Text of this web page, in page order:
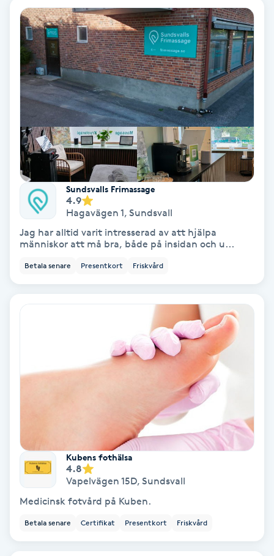
Ansiktsbehandling djuprengörande
Babylights
Balayage
Bambumassage
Barber
Barnklippning
BIAB
Blowout
Bottenfärg
Brynfärgning
Celluliter
Coachning
Sundsvalls Frimassage
4.9
Hagavägen 1, Sundsvall
Jag har alltid varit intresserad av att hjälpa
människor att må bra, både på insidan och u...
Betala senare Presentkort Friskvård
Kubens fothälsa
4.8
Vapelvägen 15D, Sundsvall
Medicinsk fotvård på Kuben.
Betala senare Certifikat Presentkort Friskvård